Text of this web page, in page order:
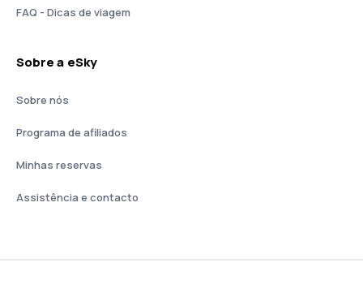
FAQ - Dicas de viagem
Sobre a eSky
Sobre nós
Programa de afiliados
Minhas reservas
Assistência e contacto